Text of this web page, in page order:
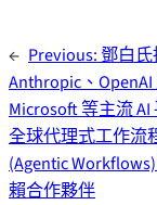
← Previous:鄧白
Anthropic、OpenAI
Microsoft 等主流 AI
全球代理式工作流
(Agentic
賴合作夥伴